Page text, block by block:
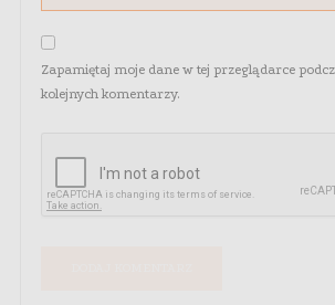
Zapamiętaj moje dane w tej przeglądarce
kolejnych komentarzy.